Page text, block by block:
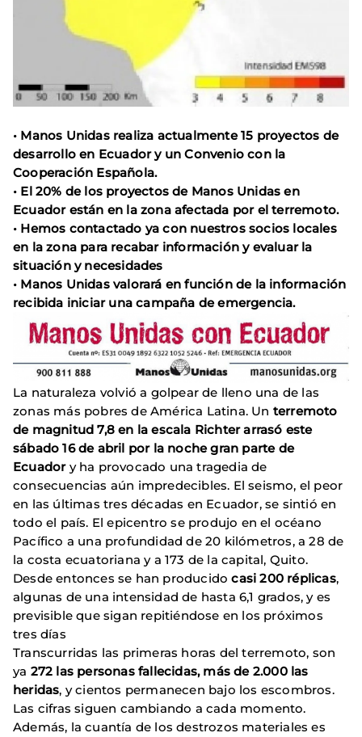
• Manos Unidas realiza actualmente 15 proyectos de
desarrollo en Ecuador y un Convenio con la
Cooperación Española.
• El 20% de los proyectos de Manos Unidas en
Ecuador están en la zona afectada por el terremoto.
• Hemos contactado ya con nuestros socios locales
en la zona para recabar información y evaluar la
situación y necesidades
• Manos Unidas valorará en función de la información
recibida iniciar una campaña de emergencia.
La naturaleza volvió a golpear de lleno una de las
zonas más pobres de América Latina. Un terremoto
de magnitud 7,8 en la escala Richter arrasó este
sábado 16 de abril por la noche gran parte de
Ecuadory ha provocado una tragedia de
consecuencias aún impredecibles. El seismo, el peor
en las últimas tres décadas en Ecuador, se sintió en
todo el país. El epicentro se produjo en el océano
Pacífico a una profundidad de 20 kilómetros, a 28 de
la costa ecuatoriana y a 173 de la capital, Quito.
Desde entonces se han producidocasi 200 réplicas,
algunas de una intensidad de hasta 6,1 grados, y es
previsible que sigan repitiéndose en los próximos
tres días
Transcurridas las primeras horas del terremoto, son
ya 272 las personas fallecidas, más de 2.000 las
heridas, y cientos permanecen bajo los escombros.
Las cifras siguen cambiando a cada momento.
Además, la cuantía de los destrozos materiales es